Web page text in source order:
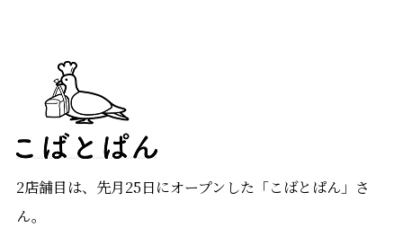
2店舗目は、先月25日にオープンした「こばとぱん」さ
ん。